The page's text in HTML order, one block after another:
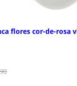
flores cor-de-rosa